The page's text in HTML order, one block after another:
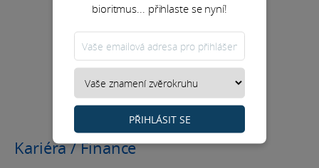
Kariéra / Finance
bioritmus... přihlaste se nyní!
PŘIHLÁSIT SE